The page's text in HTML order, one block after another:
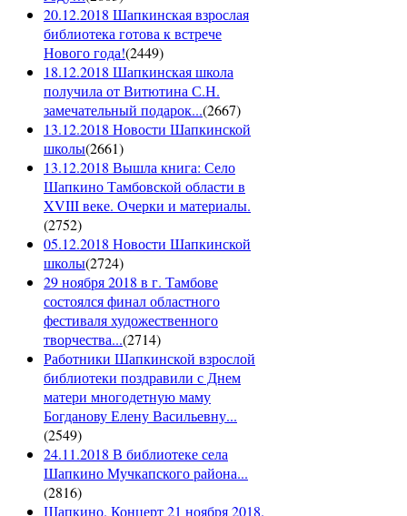
20.12.2018 Шапкинская взрослая
библиотека готова к встрече
Нового года!(2449)
18.12.2018 Шапкинская школа
получила от Витютина С.Н.
замечательный подарок...(2667)
13.12.2018 Новости Шапкинской
школы(2661)
13.12.2018 Вышла книга: Село
Шапкино Тамбовской области в
XVIII веке. Очерки и материалы.
(2752)
05.12.2018 Новости Шапкинской
школы(2724)
29 ноября 2018 в г. Тамбове
состоялся финал областного
фестиваля художественного
творчества...(2714)
Работники Шапкинской взрослой
библиотеки поздравили с Днем
матери многодетную маму
Богданову Елену Васильевну...
(2549)
24.11.2018 В библиотеке села
Шапкино Мучкапского района...
(2816)
Шапкино. Концерт 21 ноября 2018.